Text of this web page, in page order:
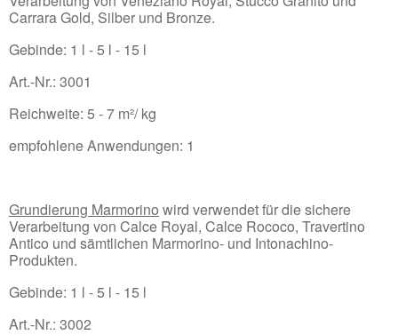
Carrara Gold, Silber und Bronze.
Gebinde: 1 l - 5 l - 15 l
Art.-Nr.: 3001
Reichweite: 5 - 7 m²/ kg
empfohlene Anwendungen: 1
Grundierung Marmorino wird verwendet für die sichere
Verarbeitung von Calce Royal, Calce Rococo, Travertino
Antico und sämtlichen Marmorino- und Intonachino-
Produkten.
Gebinde: 1 l - 5 l - 15 l
Art.-Nr.: 3002